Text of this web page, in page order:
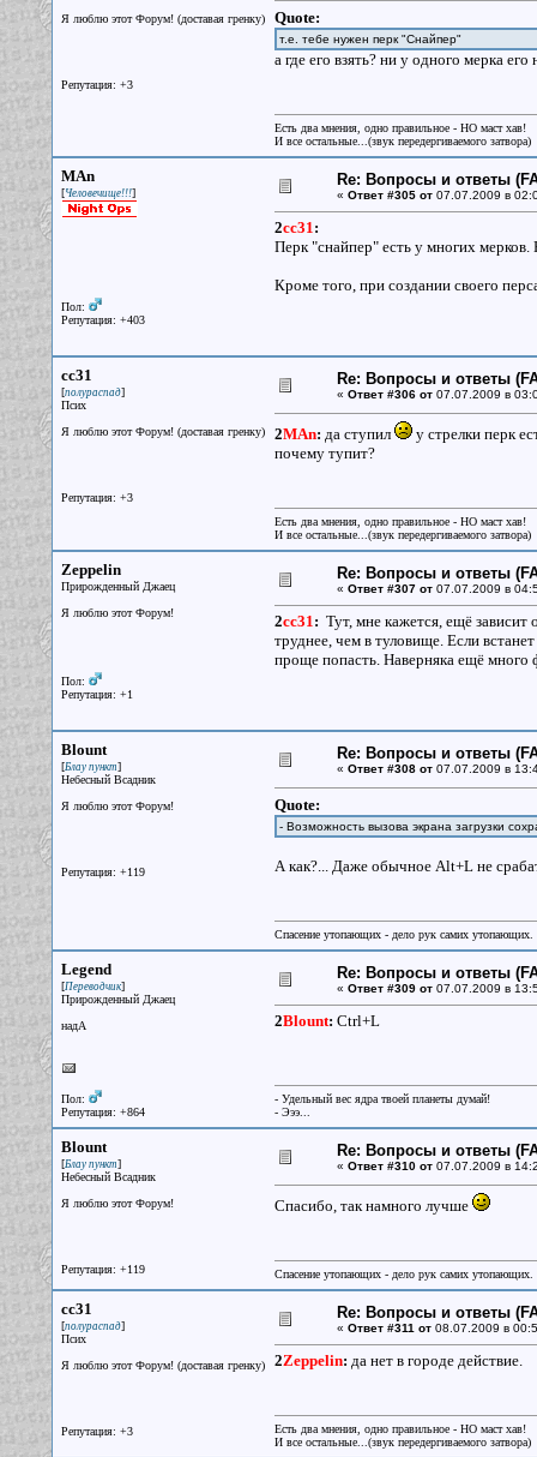
Я люблю этот Форум! (доставая гренку)
Репутация: +3
Quote:
т.е. тебе нужен перк "Снайпер"
а где его взять? ни у одного мерка
Есть два мнения, одно правильное - НО маст хав!
И все остальные...(звук передергиваемого затвора)
MAn
[Человечище!!!]
Пол:
Репутация: +403
Re: Вопросы и ответы
« Ответ #305 от07.07.2009 в
2cc31:
Перк "снайпер" есть у многих
Кроме того, при создании своего
cc31
[полураспад]
Псих
Я люблю этот Форум! (доставая гренку)
Репутация: +3
Re: Вопросы и ответы
« Ответ #306 от07.07.2009 в
2MAn: да ступил
у стрелки перк
почему тупит?
Есть два мнения, одно правильное - НО маст хав!
И все остальные...(звук передергиваемого затвора)
Zeppelin
Прирожденный Джаец
Я люблю этот Форум!
Пол:
Репутация: +1
Re: Вопросы и ответы
« Ответ #307 от07.07.2009 в
2cc31: Тут, мне кажется, ещё зависит
труднее, чем в туловище. Если
проще попасть. Наверняка ещё много
Blount
[Блау пункт]
Небесный Всадник
Я люблю этот Форум!
Репутация: +119
Re: Вопросы и ответы
« Ответ #308 от07.07.2009 в
Quote:
- Возможность вызова экрана загрузки
А как?... Даже обычное Alt+L не
Спасение утопающих - дело рук самих утопающих.
Legend
[Переводчик]
Прирожденный Джаец
надА
Пол:
Репутация: +864
Re: Вопросы и ответы
« Ответ #309 от07.07.2009 в
2Blount: Ctrl+L
- Удельный вес ядра твоей планеты думай!
- Эээ...
Blount
[Блау пункт]
Небесный Всадник
Я люблю этот Форум!
Репутация: +119
Re: Вопросы и ответы
« Ответ #310 от07.07.2009 в
Спасибо, так намного лучше
Спасение утопающих - дело рук самих утопающих.
cc31
[полураспад]
Псих
Я люблю этот Форум! (доставая гренку)
Репутация: +3
Re: Вопросы и ответы
« Ответ #311 от08.07.2009 в
2Zeppelin: да нет в городе действие.
Есть два мнения, одно правильное - НО маст хав!
И все остальные...(звук передергиваемого затвора)